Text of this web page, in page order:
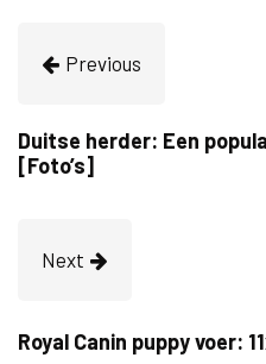
Previous
Duitse herder: Een
[Foto’s]
Next
Royal Canin puppy voer: